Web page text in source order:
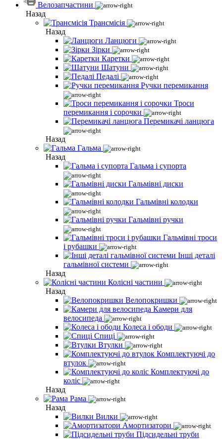
Велозапчастини
Назад
Трансмісія
Назад
Ланцюги
Зірки
Каретки
Шатуни
Педалі
Ручки перемикання
Троси
перемикання і сорочки
Перемикачі ланцюга
Назад
Гальма
Назад
Гальма і супорта
Гальмівні диски
Гальмівні колодки
Гальмівні ручки
Гальмівні троси
і рубашки
Інші деталі
гальмівної системи
Назад
Колісні частини
Назад
Велопокришки
Камери для
велосипеда
Колеса і ободи
Спиці
Втулки
Комплектуючі до
втулок
Комплектуючі до
коліс
Назад
Рама
Назад
Вилки
Амортизатори
Підсидельні труби